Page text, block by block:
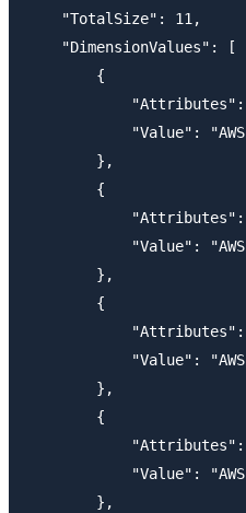
    "TotalSize": 11,
    "DimensionValues": [
        {
"Value":
        },
        {
"Value":
        },
        {
"Value":
        },
        {
"Value":
        },